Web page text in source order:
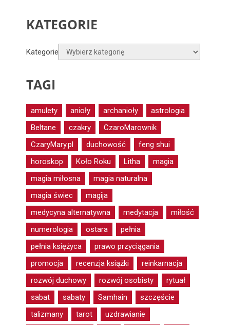
KATEGORIE
Kategorie
TAGI
amulety anioły archanioły
astrologia
Beltane
czakry
CzaroMarownik
CzaryMary.pl
duchowość
feng shui
horoskop
Koło Roku Litha
magia
magia miłosna
magia naturalna
magia świec
magija
medycyna alternatywna
medytacja
miłość
numerologia
ostara
pełnia
pełnia księżyca
prawo przyciągania
promocja
recenzja książki
reinkarnacja
rozwój duchowy
rozwój osobisty
rytuał
sabat
sabaty Samhain
szczęście
talizmany
tarot
uzdrawianie